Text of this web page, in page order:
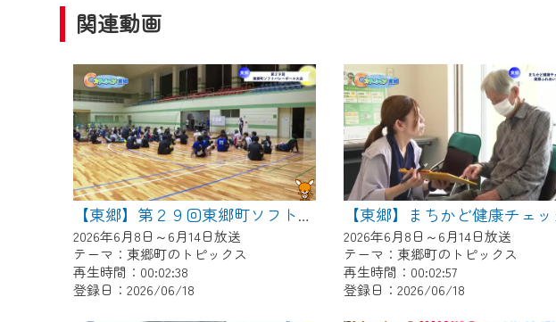
関連動画
【東郷】第２９回東郷町ソフトバレーボール大会
2026年6月8日～6月14日放送
テーマ：東郷町のトピックス
再生時間：00:02:38
登録日：2026/06/18
2026年6月8日～6月14日放送
テーマ：東郷町のトピックス
再生時間：00:02:57
登録日：2026/06/18